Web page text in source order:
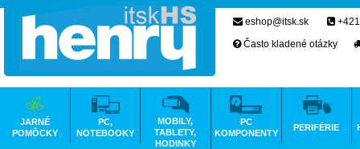
eshop@itsk.sk
Často kladené otázky
JARNÉ
POMÔCKY
PC,
NOTEBOOKY
MOBILY,
TABLETY,
HODINKY
PC
KOMPONENTY
PERIFÉRIE